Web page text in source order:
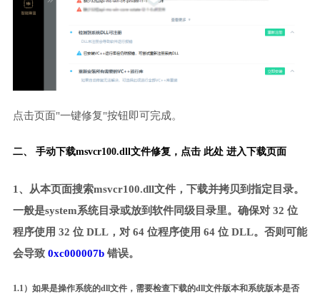
点击页面"一键修复"按钮即可完成。
二、 手动下载msvcr100.dll文件修复， 点击 此处 进入下载页面
1、从本页面搜索msvcr100.dll文件，下载并拷贝到指定目录。
一般是system系统目录或放到软件同级目录里。确保对 32 位
程序使用 32 位 DLL，对 64 位程序使用 64 位 DLL。否则可能
会导致 0xc000007b错误。
1.1）如果是操作系统的dll文件，需要检查下载的dll文件版本和系统版本是否